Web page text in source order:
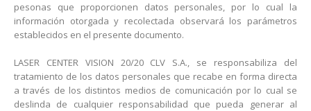
pesonas que proporcionen datos personales, por lo cual la
información otorgada y recolectada observará los parámetros
establecidos en el presente documento.
LASER CENTER VISION 20/20 CLV S.A., se responsabiliza del
tratamiento de los datos personales que recabe en forma directa
a través de los distintos medios de comunicación por lo cual se
deslinda de cualquier responsabilidad que pueda generar al